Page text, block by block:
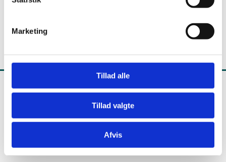
Marketing
Tillad alle
Tillad valgte
Afvis
Undervisningsministeriet
1220 København K